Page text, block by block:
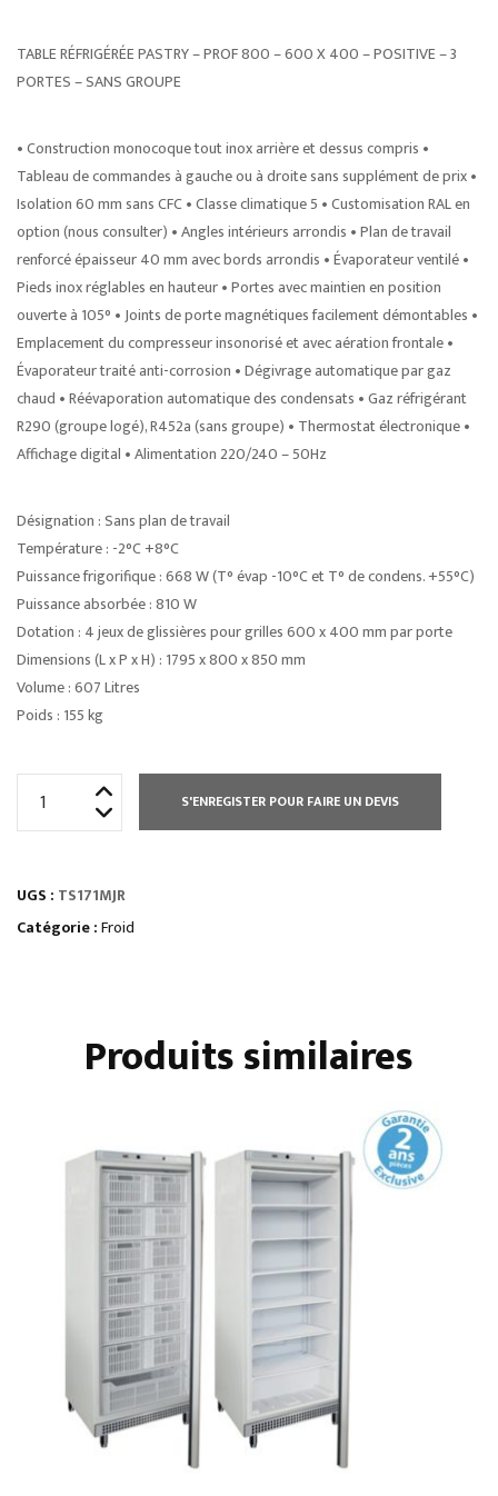
TABLE RÉFRIGÉRÉE PASTRY – PROF 800 – 600 X 400 – POSITIVE – 3
PORTES – SANS GROUPE
• Construction monocoque tout inox arrière et dessus compris •
Tableau de commandes à gauche ou à droite sans supplément de prix •
Isolation 60 mm sans CFC • Classe climatique 5 • Customisation RAL en
option (nous consulter) • Angles intérieurs arrondis • Plan de travail
renforcé épaisseur 40 mm avec bords arrondis • Évaporateur ventilé •
Pieds inox réglables en hauteur • Portes avec maintien en position
ouverte à 105° • Joints de porte magnétiques facilement démontables •
Emplacement du compresseur insonorisé et avec aération frontale •
Évaporateur traité anti-corrosion • Dégivrage automatique par gaz
chaud • Réévaporation automatique des condensats • Gaz réfrigérant
R290 (groupe logé), R452a (sans groupe) • Thermostat électronique •
Affichage digital • Alimentation 220/240 – 50Hz
Désignation : Sans plan de travail
Température : -2°C +8°C
Puissance frigorifique : 668 W (T° évap -10°C et T° de condens. +55°C)
Puissance absorbée : 810 W
Dotation : 4 jeux de glissières pour grilles 600 x 400 mm par porte
Dimensions (L x P x H) : 1795 x 800 x 850 mm
Volume : 607 Litres
Poids : 155 kg
PROF
800
S'ENREGISTER POUR FAIRE UN DEVIS
UGS : TS171MJR
Catégorie :Froid
Produits similaires